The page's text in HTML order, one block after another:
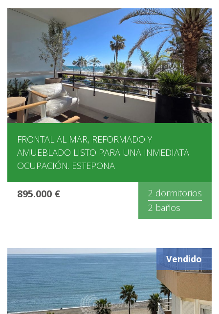
FRONTAL AL MAR, REFORMADO Y
AMUEBLADO LISTO PARA UNA INMEDIATA
OCUPACIÓN. ESTEPONA
895.000 €
2 dormitorios
2 baños
Vendido